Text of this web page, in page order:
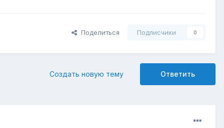
Поделиться Подписчики 0
Ответить
Создать новую тему